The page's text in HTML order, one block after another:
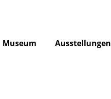
Museum Ausstellungen